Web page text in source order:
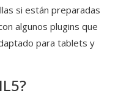
si están preparadas
algunos plugins que
para tablets y